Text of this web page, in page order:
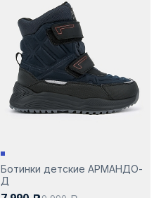
Ботинки детские АРМАНДО-
Д